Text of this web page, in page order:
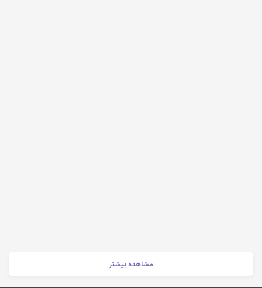
مشاهده بیشتر